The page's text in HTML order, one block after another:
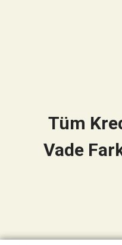
Tüm
Vade